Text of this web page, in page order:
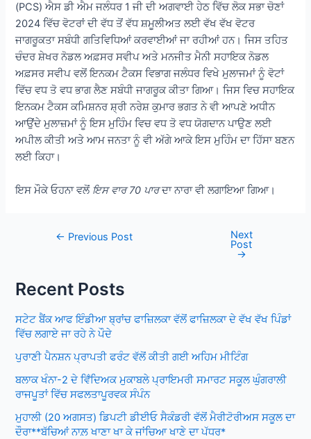
(PCS) ਐਸ ਡੀ ਐਮ ਜਲੰਧਰ 1 ਜੀ ਦੀ ਅਗਵਾਈ ਹੇਠ ਵਿੱਚ ਲੋਕ ਸਭਾ ਚੋਣਾਂ
2024 ਵਿੱਚ ਵੋਟਰਾਂ ਦੀ ਵੱਧ ਤੋਂ ਵੱਧ ਸ਼ਮੂਲੀਅਤ ਲਈ ਵੱਖ ਵੱਖ ਵੋਟਰ
ਜਾਗਰੂਕਤਾ ਸਬੰਧੀ ਗਤਿਵਿਧਿਆਂ ਕਰਵਾਈਆਂ ਜਾ ਰਹੀਆਂ ਹਨ। ਜਿਸ ਤਹਿਤ
ਚੰਦਰ ਸ਼ੇਖਰ ਨੋਡਲ ਅਫ਼ਸਰ ਸਵੀਪ ਅਤੇ ਮਨਜੀਤ ਮੈਨੀ ਸਹਾਇਕ ਨੋਡਲ
ਅਫ਼ਸਰ ਸਵੀਪ ਵਲੋਂ ਇਨਕਮ ਟੈਕਸ ਵਿਭਾਗ ਜਲੰਧਰ ਵਿਖੇ ਮੁਲਾਜਮਾਂ ਨੂੰ ਵੋਟਾਂ
ਵਿੱਚ ਵਧ ਤੋ ਵਧ ਭਾਗ ਲੈਣ ਸਬੰਧੀ ਜਾਗਰੂਕ ਕੀਤਾ ਗਿਆ। ਜਿਸ ਵਿਚ ਸਹਾਇਕ
ਇਨਕਮ ਟੈਕਸ ਕਮਿਸ਼ਨਰ ਸ਼੍ਰੀ ਨਰੇਸ਼ ਕੁਮਾਰ ਭਗਤ ਨੇ ਵੀ ਆਪਣੇ ਅਧੀਨ
ਆਉਂਦੇ ਮੁਲਾਜ਼ਮਾਂ ਨੂੰ ਇਸ ਮੁਹਿੰਮ ਵਿਚ ਵਧ ਤੋ ਵਧ ਯੋਗਦਾਨ ਪਾਉਣ ਲਈ
ਅਪੀਲ ਕੀਤੀ ਅਤੇ ਆਮ ਜਨਤਾ ਨੂੰ ਵੀ ਅੱਗੇ ਆਕੇ ਇਸ ਮੁਹਿੰਮ ਦਾ ਹਿੱਸਾ ਬਣਨ
ਲਈ ਕਿਹਾ।
ਇਸ ਮੌਕੇ ਓਹਨਾ ਵਲੋਂ ਇਸ ਵਾਰ 70 ਪਾਰਦਾ ਨਾਰਾ ਵੀ ਲਗਾਇਆ ਗਿਆ।
Post← Previous Post Next
Post
→
Recent Posts
ਸਟੇਟ ਬੈਂਕ ਆਫ ਇੰਡੀਆ ਬ੍ਰਾਂਚ ਫਾਜ਼ਿਲਕਾ ਵੱਲੋਂ ਫਾਜ਼ਿਲਕਾ ਦੇ ਵੱਖ ਵੱਖ ਪਿੰਡਾਂ
ਵਿੱਚ ਲਗਾਏ ਜਾ ਰਹੇ ਨੇ ਪੌਦੇ
ਪੁਰਾਣੀ ਪੈਨਸ਼ਨ ਪ੍ਰਾਪਤੀ ਫਰੰਟ ਵੱਲੋਂ ਕੀਤੀ ਗਈ ਅਹਿਮ ਮੀਟਿੰਗ
ਬਲਾਕ ਖੰਨਾ-2 ਦੇ ਵਿਁਦਿਅਕ ਮੁਕਾਬਲੇ ਪ੍ਰਾਇਮਰੀ ਸਮਾਰਟ ਸਕੂਲ ਘੁੰਗਰਾਲੀ
ਰਾਜਪੂਤਾਂ ਵਿੱਚ ਸਫਲਤਾਪੂਰਵਕ ਸੰਪੰਨ
ਮੁਹਾਲੀ (20 ਅਗਸਤ) ਡਿਪਟੀ ਡੀਈਓ ਸੈਕੰਡਰੀ ਵੱਲੋਂ ਮੈਰੀਟੋਰੀਅਸ ਸਕੂਲ ਦਾ
ਦੌਰਾ**ਬੱਚਿਆਂ ਨਾਲ਼ ਖਾਣਾ ਖਾ ਕੇ ਜਾਂਚਿਆ ਖਾਣੇ ਦਾ ਪੱਧਰ*